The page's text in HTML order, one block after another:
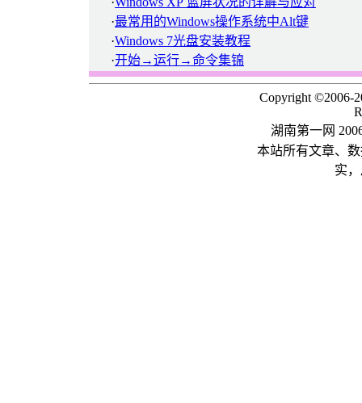
·最常用的Windows操作系统中Alt键
·Windows 7光盘安装教程
·开始→运行→命令集锦
Copyright ©2006-
湖南第一网
本站所有文章、
实